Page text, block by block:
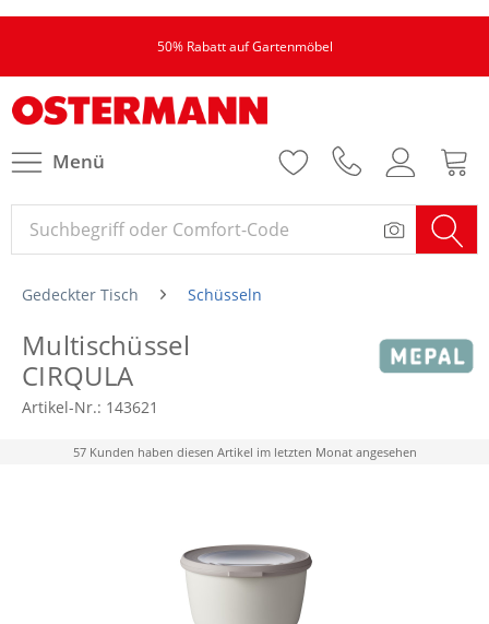
50% Rabatt auf Gartenmöbel
Menü
Gedeckter Tisch Schüsseln
Multischüssel
CIRQULA
Artikel-Nr.: 143621
57 Kunden haben diesen Artikel im letzten Monat angesehen